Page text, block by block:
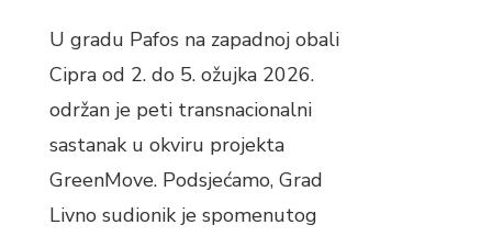
U gradu Pafos na zapadnoj obali
Cipra od 2. do 5. ožujka 2026.
održan je peti transnacionalni
sastanak u okviru projekta
GreenMove. Podsjećamo, Grad
Livno sudionik je spomenutog